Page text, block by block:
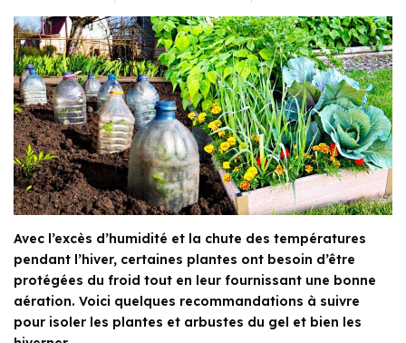
Avec l’excès d’humidité et la chute des températures
pendant l’hiver, certaines plantes ont besoin d’être
protégées du froid tout en leur fournissant une bonne
aération. Voici quelques recommandations à suivre
pour isoler les plantes et arbustes du gel et bien les